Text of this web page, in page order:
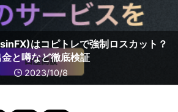
モンドファンド) 市川ひかりの副業
底検証！料金判明！
2023/10/14
はコピトレで強制ロスカット？
金と噂など徹底検証
2023/10/8
タ副業？怪しいデジタル通貨取引所
なのか？徹底検証
2023/10/7
FX Titans 〜FX・タイタンズ〜（江
資なのか？口コミや評判を徹底調査
2023/10/4
のAddicted（アディクテッド）は
口コミや評判を徹底調査ジーニアスD
2023/9/28
のパワースキャルFX(KAZ)は稼げる
？口コミや評判を徹底調査
2023/9/18
株式会社の金山(KINZAN)FXは稼げ
コミや評判を徹底調査
2023/8/21
のJUDY BLACKは稼げる投資なの
コミや評判を徹底調査
2023/8/4
のレジェンドビクトリー
FX）木村大輔は稼げる投資なの
コミや評判を徹底調査
2023/6/14
即金アルゴリズム（吉田健史）は稼
か？口コミや評判を徹底調査
2023/5/30